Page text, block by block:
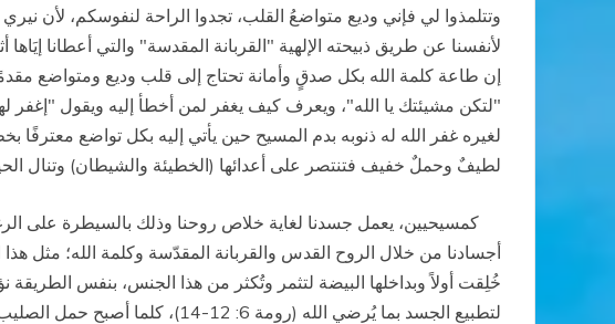
لأنفسنا عن طريق ذبيحته الإلهية "القربانة المقدسة" والتي أعطانا
إن طاعة كلمة الله بكل صدقٍ وأمانة تحتاج إلى قلب وديع ومتواضع
"لتكن مشيئتك يا الله"، ويعرف كيف يغفر لمن أخطأ إليه ويقول "إغفر
لغيره غفر الله له ذنوبه بدم المسيح حين يأتي إليه بكل تواضع معترفًا
لطيفٌ وحملٌ خفيف فتنتصر على أعدائها (الخطيئة والشيطان) وتنال الحياة الأبدية (متى 11: 29-30،
أجسادنا من خلال الروح القدس والقربانة المقدّسة وكلمة الله؛ مثل
خُلِقت أولاً وبداخلها البيضة لتثمر وتُكثر من هذا الجنس، بنفس الطريقة
لتطبيع الجسد بما يُرضي الله